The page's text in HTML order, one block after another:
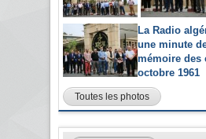
La Radio
une minute
mémoire des
octobre 1961
Toutes les photos